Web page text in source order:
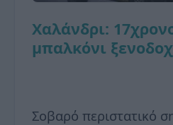
Χαλάνδρι:
μπαλκόνι
Σοβαρό περιστατικό